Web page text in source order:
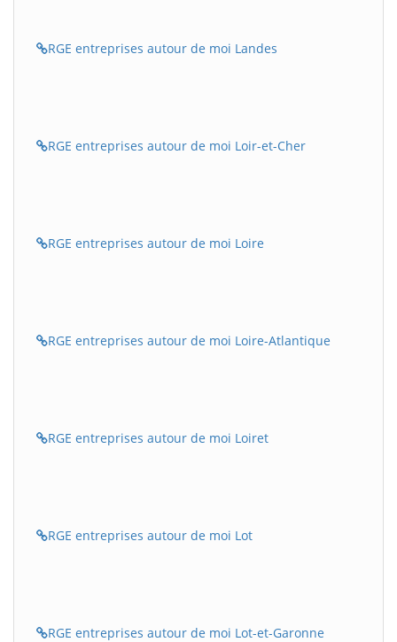
RGE entreprises autour de moi Landes
RGE entreprises autour de moi Loir-et-Cher
RGE entreprises autour de moi Loire
RGE entreprises autour de moi Loire-Atlantique
RGE entreprises autour de moi Loiret
RGE entreprises autour de moi Lot
RGE entreprises autour de moi Lot-et-Garonne